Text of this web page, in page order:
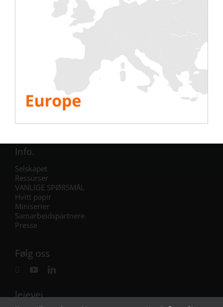
Klimaanlegg
Generator
Omformer
IST Idriftsettelse
Info.
Selskapet
Ressurser
VANLIGE SPØRSMÅL
Hvitt papir
Miniserier
Samarbeidspartnere
Presse
Følg oss
leievei